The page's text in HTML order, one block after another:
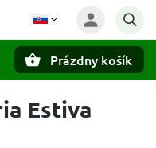
Prázdny košík
Estiva